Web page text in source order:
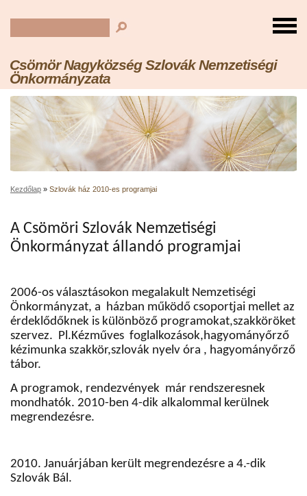
Csömör Nagyközség Szlovák Nemzetiségi
Önkormányzata
Kezdőlap » Szlovák ház 2010-es programjai
A Csömöri Szlovák Nemzetiségi
Önkormányzat állandó programjai
2006-os választásokon megalakult Nemzetiségi
Önkormányzat, a házban működő csoportjai mellet az
érdeklődőknek is különböző programokat,szakköröket
szervez. Pl.Kézműves foglalkozások,hagyományőrző
kézimunka szakkör,szlovák nyelv óra , hagyományőrző
tábor.
A programok, rendezvények már rendszeresnek
mondhatók. 2010-ben 4-dik alkalommal kerülnek
megrendezésre.
2010. Januárjában került megrendezésre a 4.-dik
Szlovák Bál.